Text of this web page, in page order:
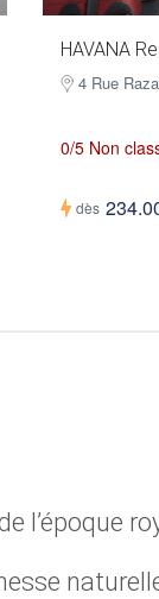
HAVANA
4 Rue
0/5 Non
dès
l’époque